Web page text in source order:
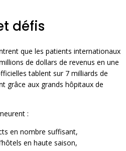
défis
que les patients internationaux
de dollars de revenus en une
tablent sur 7 milliards de
grâce aux grands hôpitaux de
:
en nombre suffisant,
en haute saison,